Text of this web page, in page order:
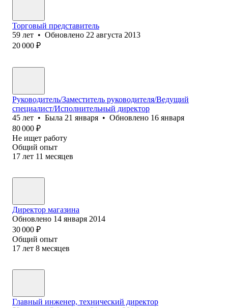
Торговый представитель
59 лет • Обновлено 22 августа 2013
20 000 ₽
Руководитель/Заместитель руководителя/Ведущий
специалист/Исполнительный директор
45 лет • Была 21 января • Обновлено 16 января
80 000 ₽
Не ищет работу
Общий опыт
17 лет 11 месяцев
Директор магазина
Обновлено 14 января 2014
30 000 ₽
Общий опыт
17 лет 8 месяцев
Главный инженер, технический директор